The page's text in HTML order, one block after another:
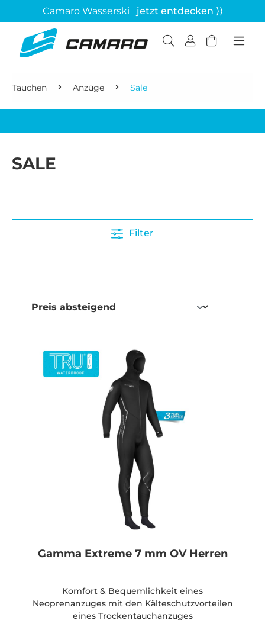
Camaro Wasserski jetzt entdecken ⟩⟩
Tauchen Anzüge Sale
SALE
Filter
Gamma Extreme 7 mm OV Herren
Komfort & Bequemlichkeit eines
Neoprenanzuges mit den Kälteschutzvorteilen
eines Trockentauchanzuges